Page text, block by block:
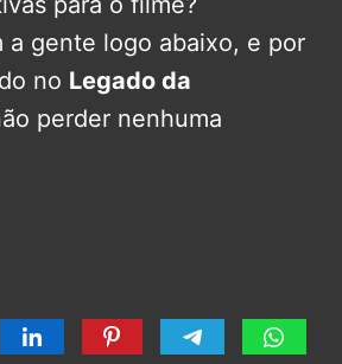
a gente logo abaixo, e por
no Legado da
perder nenhuma